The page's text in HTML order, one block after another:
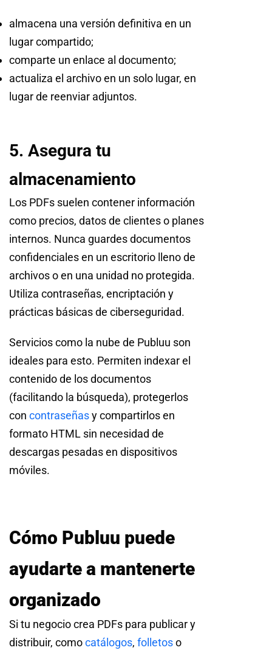
almacena una versión definitiva en un
lugar compartido;
comparte un enlace al documento;
actualiza el archivo en un solo lugar, en
lugar de reenviar adjuntos.
5. Asegura tu
almacenamiento
Los PDFs suelen contener información
como precios, datos de clientes o planes
internos. Nunca guardes documentos
confidenciales en un escritorio lleno de
archivos o en una unidad no protegida.
Utiliza contraseñas, encriptación y
prácticas básicas de ciberseguridad.
Servicios como la nube de Publuu son
ideales para esto. Permiten indexar el
contenido de los documentos
(facilitando la búsqueda), protegerlos
con contraseñasy compartirlos en
formato HTML sin necesidad de
descargas pesadas en dispositivos
móviles.
Cómo Publuu puede
ayudarte a mantenerte
organizado
Si tu negocio crea PDFs para publicar y
distribuir, comocatálogos, folletoso